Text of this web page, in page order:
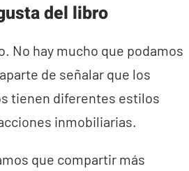
del libro
No hay mucho que podamos
de señalar que los
tienen diferentes estilos
inmobiliarias.
que compartir más